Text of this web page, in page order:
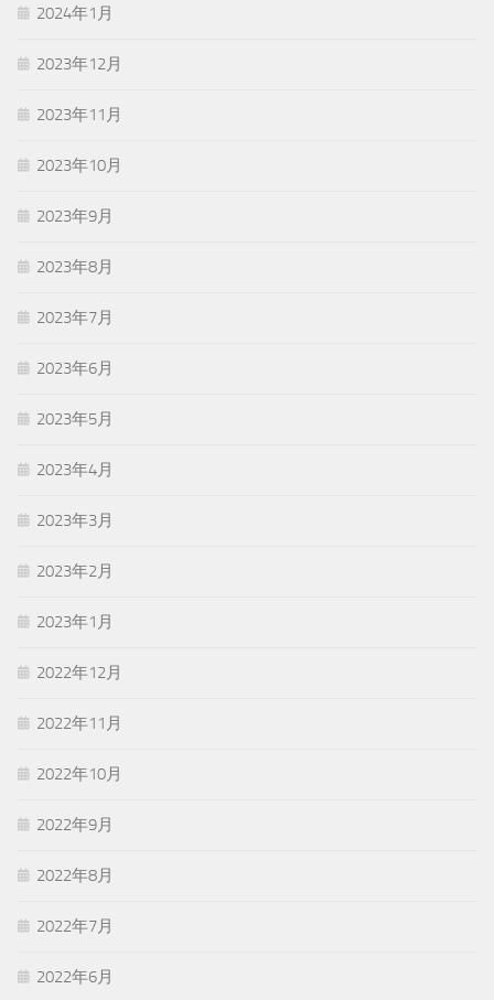
2024年1月
2023年12月
2023年11月
2023年10月
2023年9月
2023年8月
2023年7月
2023年6月
2023年5月
2023年4月
2023年3月
2023年2月
2023年1月
2022年12月
2022年11月
2022年10月
2022年9月
2022年8月
2022年7月
2022年6月